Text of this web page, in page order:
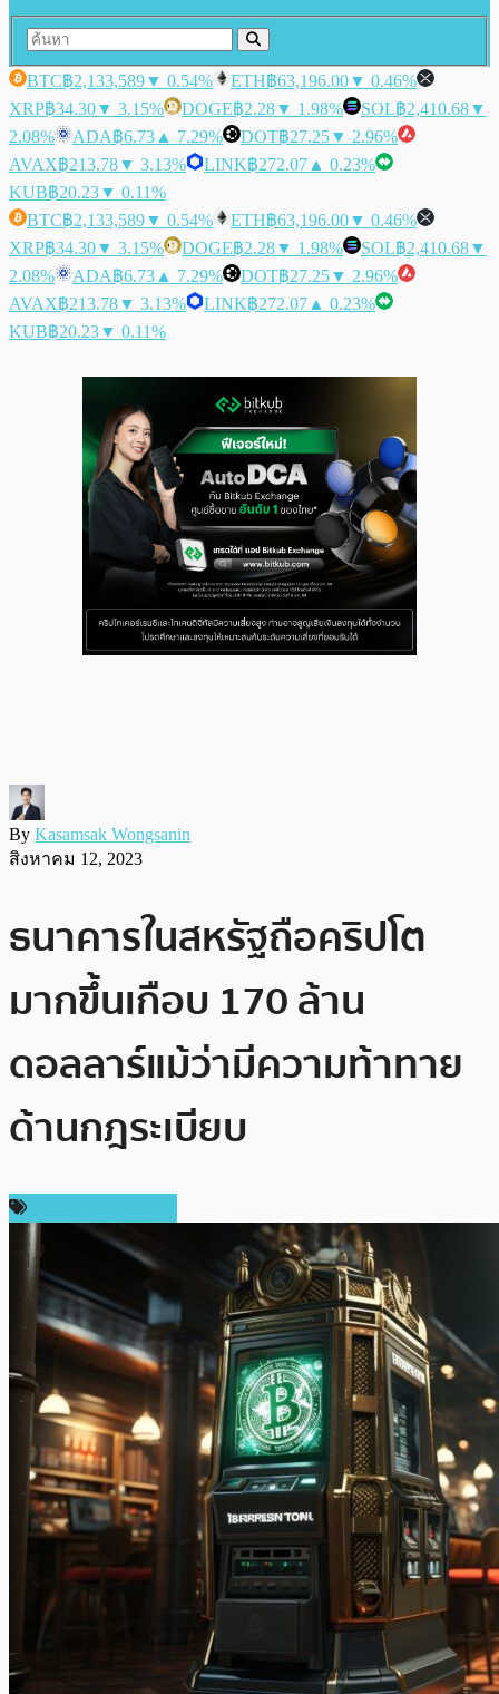
BTC฿2,133,589▼ 0.54% ETH฿63,196.00▼ 0.46%
XRP฿34.30▼ 3.15% DOGE฿2.28▼ 1.98% SOL฿2,410.68▼
2.08%
ADA฿6.73 ▲ 7.29% DOT฿27.25▼ 2.96%
AVAX฿213.78▼ 3.13% LINK฿272.07 ▲ 0.23%
KUB฿20.23▼ 0.11%
BTC฿2,133,589▼ 0.54% ETH฿63,196.00▼ 0.46%
XRP฿34.30▼ 3.15% DOGE฿2.28▼ 1.98% SOL฿2,410.68▼
2.08%
ADA฿6.73 ▲ 7.29% DOT฿27.25▼ 2.96%
AVAX฿213.78▼ 3.13% LINK฿272.07 ▲ 0.23%
KUB฿20.23▼ 0.11%
By Kasamsak Wongsanin
สิงหาคม 12, 2023
ธนาคารในสหรัฐถือคริปโต
มากขึ้นเกือบ 170 ล้าน
ดอลลาร์แม้ว่ามีความท้าทาย
ด้านกฎระเบียบ